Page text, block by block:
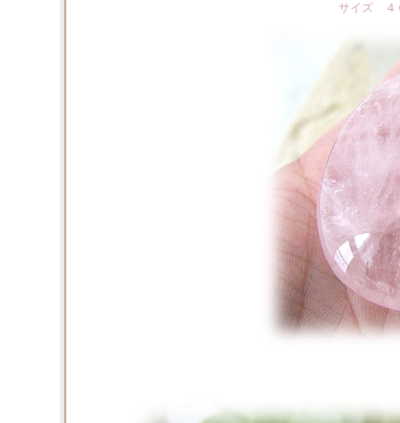
サイズ ４